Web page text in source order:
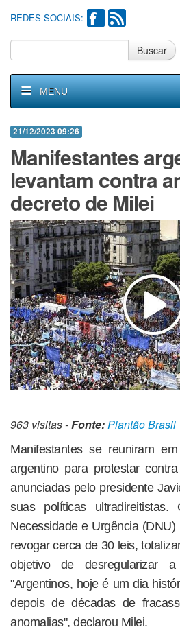
REDES SOCIAIS:
Buscar
MENU
21/12/2023 09:26
Manifestantes
levantam contra
decreto de Milei
963 visitas -Fonte:Plantão Brasil
Manifestantes se reuniram
argentino para protestar
anunciadas pelo presidente
suas políticas
Necessidade e Urgência
revogar cerca de 30 leis,
objetivo de desregularizar
"Argentinos, hoje é um dia
depois de décadas de
anomalias", declarou Milei.